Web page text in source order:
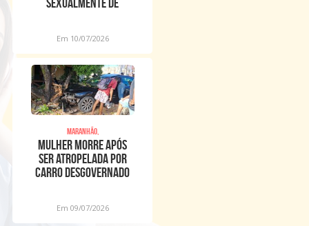
Em 10/07/2026
Maranhão,
Mulher morre após
ser atropelada por
carro desgovernado
Em 09/07/2026